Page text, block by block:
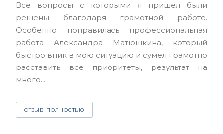
Все вопросы с которыми я пришел были
решены благодаря грамотной работе.
Особенно понравилась профессиональная
работа Александра Матюшкина, который
быстро вник в мою ситуацию и сумел грамотно
расставить все приоритеты, результат на
много...
ОТЗЫВ ПОЛНОСТЬЮ